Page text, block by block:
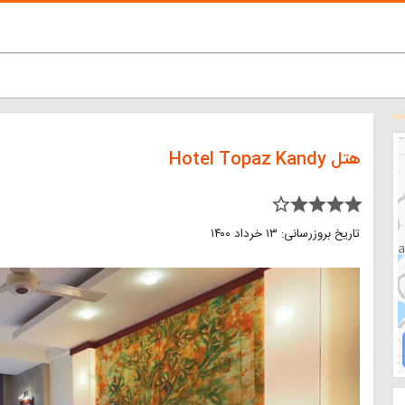
هتل Hotel Topaz Kandy
star_border star star star star
تاریخ بروزرسانی: ۱۳ خرداد ۱۴۰۰